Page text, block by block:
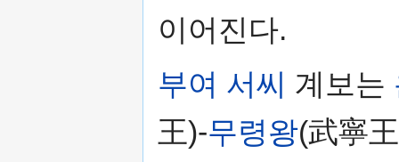
이어진다.
부여 서씨 계보는
王)-무령왕(武寧